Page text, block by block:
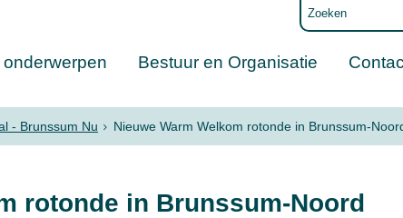
onderwerpen Bestuur en Organisatie
- Brunssum Nu Nieuwe Warm Welkom rotonde in Brunssum-
rotonde in Brunssum-Noord